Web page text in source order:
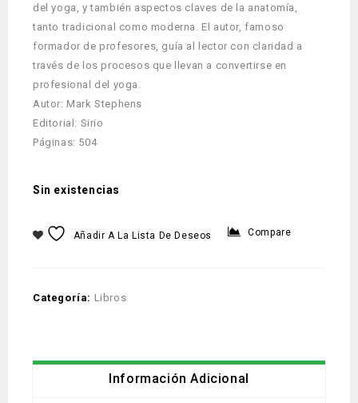
del yoga, y también aspectos claves de la anatomía,
tanto tradicional como moderna. El autor, famoso
formador de profesores, guía al lector con claridad a
través de los procesos que llevan a convertirse en
profesional del yoga.
Autor: Mark Stephens
Editorial: Sirio
Páginas: 504
Sin existencias
Añadir A La Lista De Deseos Compare
Categoría: Libros
Información Adicional